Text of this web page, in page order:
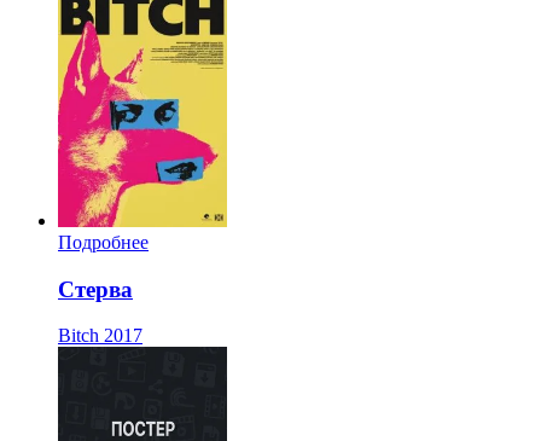
Подробнее
Стерва
Bitch 2017